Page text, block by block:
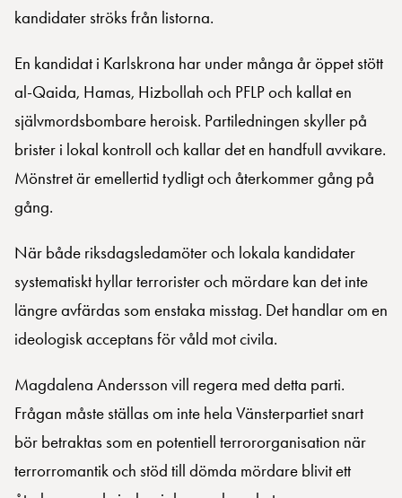
kandidater ströks från listorna.
En kandidat i Karlskrona har under många år öppet stött
al-Qaida, Hamas, Hizbollah och PFLP och kallat en
självmordsbombare heroisk. Partiledningen skyller på
brister i lokal kontroll och kallar det en handfull avvikare.
Mönstret är emellertid tydligt och återkommer gång på
gång.
När både riksdagsledamöter och lokala kandidater
systematiskt hyllar terrorister och mördare kan det inte
längre avfärdas som enstaka misstag. Det handlar om en
ideologisk acceptans för våld mot civila.
Magdalena Andersson vill regera med detta parti.
Frågan måste ställas om inte hela Vänsterpartiet snart
bör betraktas som en potentiell terrororganisation när
terrorromantik och stöd till dömda mördare blivit ett